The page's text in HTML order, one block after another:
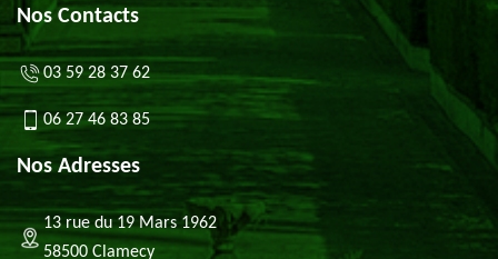
Nos Contacts
03 59 28 37 62
06 27 46 83 85
Nos Adresses
13 rue du 19 Mars 1962
58500 Clamecy